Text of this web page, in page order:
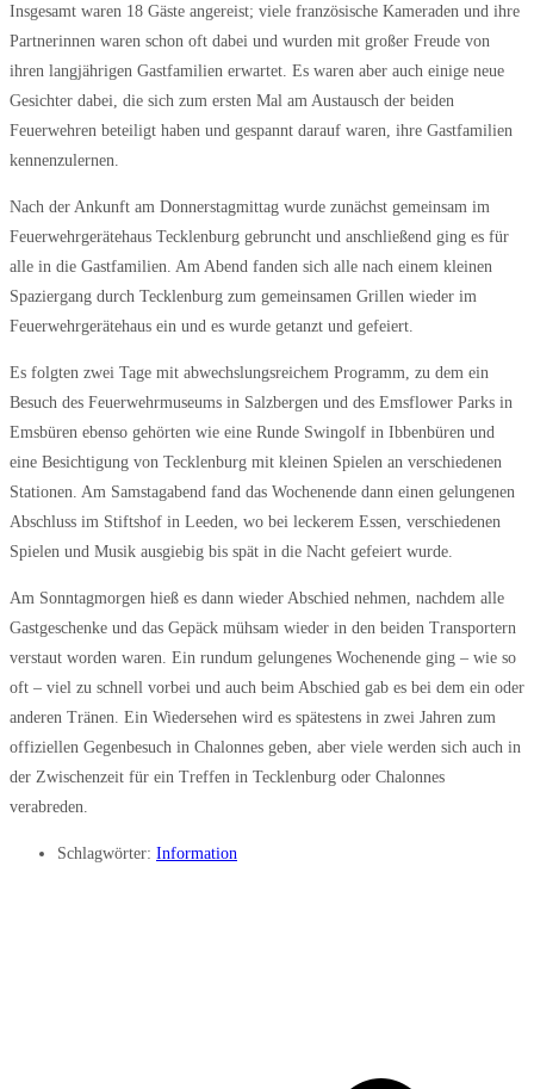
Insgesamt waren 18 Gäste angereist; viele französische Kameraden und ihre
Partnerinnen waren schon oft dabei und wurden mit großer Freude von
ihren langjährigen Gastfamilien erwartet. Es waren aber auch einige neue
Gesichter dabei, die sich zum ersten Mal am Austausch der beiden
Feuerwehren beteiligt haben und gespannt darauf waren, ihre Gastfamilien
kennenzulernen.
Nach der Ankunft am Donnerstagmittag wurde zunächst gemeinsam im
Feuerwehrgerätehaus Tecklenburg gebruncht und anschließend ging es für
alle in die Gastfamilien. Am Abend fanden sich alle nach einem kleinen
Spaziergang durch Tecklenburg zum gemeinsamen Grillen wieder im
Feuerwehrgerätehaus ein und es wurde getanzt und gefeiert.
Es folgten zwei Tage mit abwechslungsreichem Programm, zu dem ein
Besuch des Feuerwehrmuseums in Salzbergen und des Emsflower Parks in
Emsbüren ebenso gehörten wie eine Runde Swingolf in Ibbenbüren und
eine Besichtigung von Tecklenburg mit kleinen Spielen an verschiedenen
Stationen. Am Samstagabend fand das Wochenende dann einen gelungenen
Abschluss im Stiftshof in Leeden, wo bei leckerem Essen, verschiedenen
Spielen und Musik ausgiebig bis spät in die Nacht gefeiert wurde.
Am Sonntagmorgen hieß es dann wieder Abschied nehmen, nachdem alle
Gastgeschenke und das Gepäck mühsam wieder in den beiden Transportern
verstaut worden waren. Ein rundum gelungenes Wochenende ging – wie so
oft – viel zu schnell vorbei und auch beim Abschied gab es bei dem ein oder
anderen Tränen. Ein Wiedersehen wird es spätestens in zwei Jahren zum
offiziellen Gegenbesuch in Chalonnes geben, aber viele werden sich auch in
der Zwischenzeit für ein Treffen in Tecklenburg oder Chalonnes
verabreden.
Schlagwörter: Information